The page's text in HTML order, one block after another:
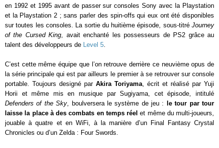
en 1992 et 1995 avant de passer sur consoles Sony avec la Playstation
et la Playstation 2 ; sans parler des spin-offs qui eux ont été disponibles
sur toutes les consoles. La sortie du huitième épisode, sous-titré Journey
of the Cursed King, avait enchanté les possesseurs de PS2 grâce au
talent des développeurs de Level 5.
C’est cette même équipe que l’on retrouve derrière ce neuvième opus de
la série principale qui est par ailleurs le premier à se retrouver sur console
portable. Toujours designé par Akira Toriyama, écrit et réalisé par Yuji
Horii et même mis en musique par Sugiyama, cet épisode, intitulé
Defenders of the Sky, boulversera le système de jeu :
le tour par tour
laisse la place à des combats en temps réel et même du multi-joueurs,
jouable à quatre et en WiFi, à la manière d’un Final Fantasy Crystal
Chronicles ou d’un Zelda : Four Swords.